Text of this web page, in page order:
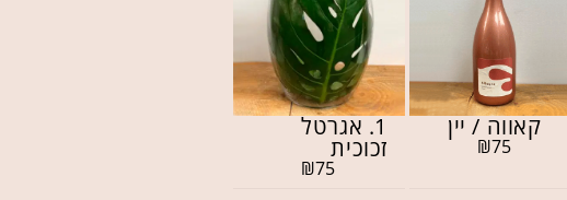
קאווה / יין
₪75
1. אגרטל
זכוכית
₪75